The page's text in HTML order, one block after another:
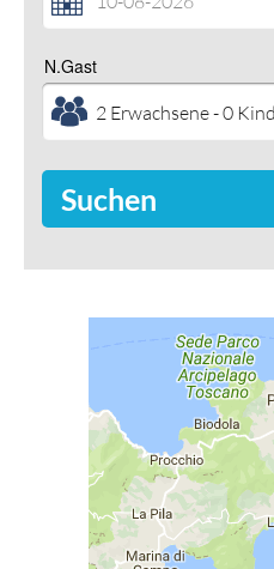
N.Gast
Suchen